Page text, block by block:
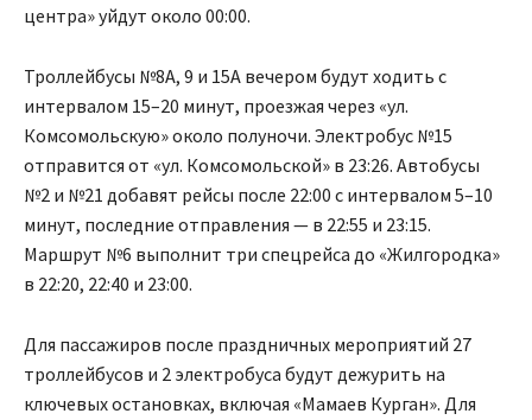
центра» уйдут около 00:00.
Троллейбусы №8А, 9 и 15А вечером будут ходить с
интервалом 15–20 минут, проезжая через «ул.
Комсомольскую» около полуночи. Электробус №15
отправится от «ул. Комсомольской» в 23:26. Автобусы
№2 и №21 добавят рейсы после 22:00 с интервалом 5–10
минут, последние отправления — в 22:55 и 23:15.
Маршрут №6 выполнит три спецрейса до «Жилгородка»
в 22:20, 22:40 и 23:00.
Для пассажиров после праздничных мероприятий 27
троллейбусов и 2 электробуса будут дежурить на
ключевых остановках, включая «Мамаев Курган». Для